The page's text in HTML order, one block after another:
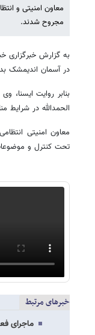
معاون امنیتی و
مجروح شدند.
در آسمان اندیمشک
بنابر روایت
الحمدالله در شرایط
معاون امنیتی
تحت کنترل و
خبرهای مرتبط
ماجرای